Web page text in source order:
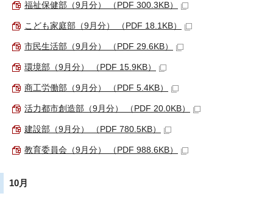
福祉保健部（9月分） （PDF 300.3KB）
こども家庭部（9月分） （PDF 18.1KB）
市民生活部（9月分） （PDF 29.6KB）
環境部（9月分） （PDF 15.9KB）
商工労働部（9月分） （PDF 5.4KB）
活力都市創造部（9月分） （PDF 20.0KB）
建設部（9月分） （PDF 780.5KB）
教育委員会（9月分） （PDF 988.6KB）
10月